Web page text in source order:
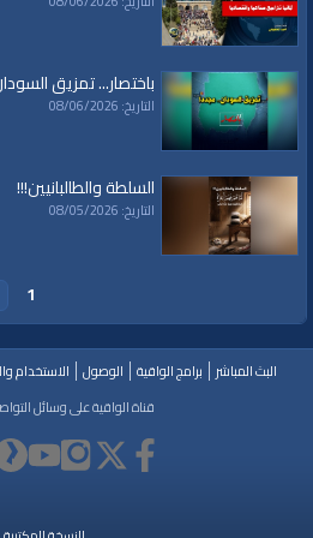
الفئات:
قنوات:
برامج الواقية
العلامات:#video
|
#subscribe
|
#youtube
باختصار... تمزيق
التاريخ: 08/06/2026
السلطة والطالبانيين!!!
التاريخ: 08/05/2026
1
البث المباشر برامج الواقية الوصول الاستخدام
قناة الواقية على وسائل